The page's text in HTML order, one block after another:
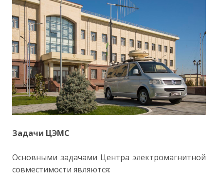
Задачи ЦЭМС
Основными задачами Центра электромагнитной
совместимости являются: